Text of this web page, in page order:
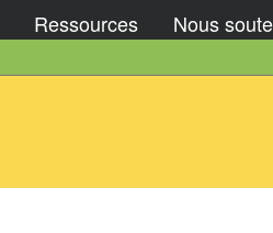
Ressources Nous